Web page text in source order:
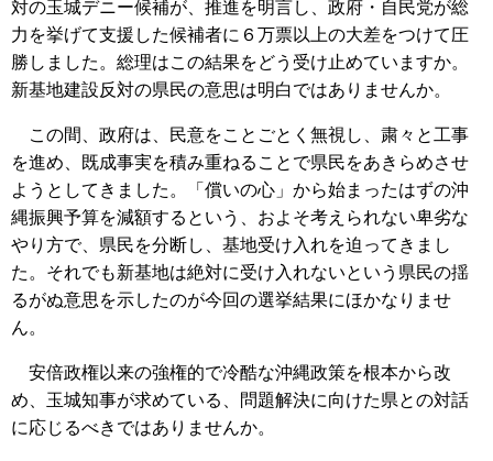
対の玉城デニー候補が、推進を明言し、政府・自民党が総
力を挙げて支援した候補者に６万票以上の大差をつけて圧
勝しました。総理はこの結果をどう受け止めていますか。
新基地建設反対の県民の意思は明白ではありませんか。
この間、政府は、民意をことごとく無視し、粛々と工事
を進め、既成事実を積み重ねることで県民をあきらめさせ
ようとしてきました。「償いの心」から始まったはずの沖
縄振興予算を減額するという、およそ考えられない卑劣な
やり方で、県民を分断し、基地受け入れを迫ってきまし
た。それでも新基地は絶対に受け入れないという県民の揺
るがぬ意思を示したのが今回の選挙結果にほかなりませ
ん。
安倍政権以来の強権的で冷酷な沖縄政策を根本から改
め、玉城知事が求めている、問題解決に向けた県との対話
に応じるべきではありませんか。